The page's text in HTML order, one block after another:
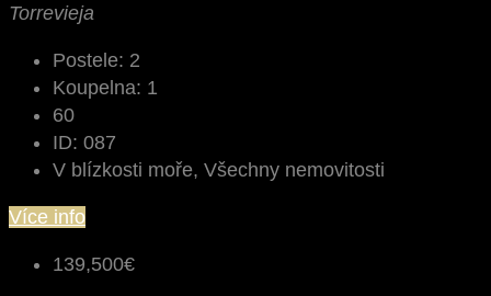
Torrevieja
Postele: 2
Koupelna: 1
60
ID: 087
V blízkosti moře, Všechny nemovitosti
Více info
139,500€